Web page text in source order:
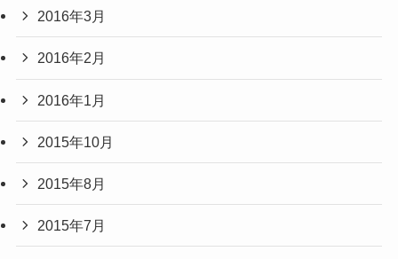
2016年3月
2016年2月
2016年1月
2015年10月
2015年8月
2015年7月